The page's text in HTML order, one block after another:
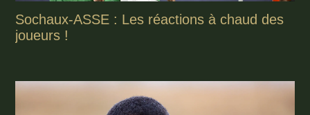
Sochaux-ASSE : Les réactions à chaud des
joueurs !